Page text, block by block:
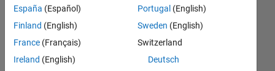
2
Risposte
Aggiornato
España (Español)
Finland (English)
France (Français)
Ireland (English)
Portugal (English)
Sweden (English)
Switzerland
Deutsch